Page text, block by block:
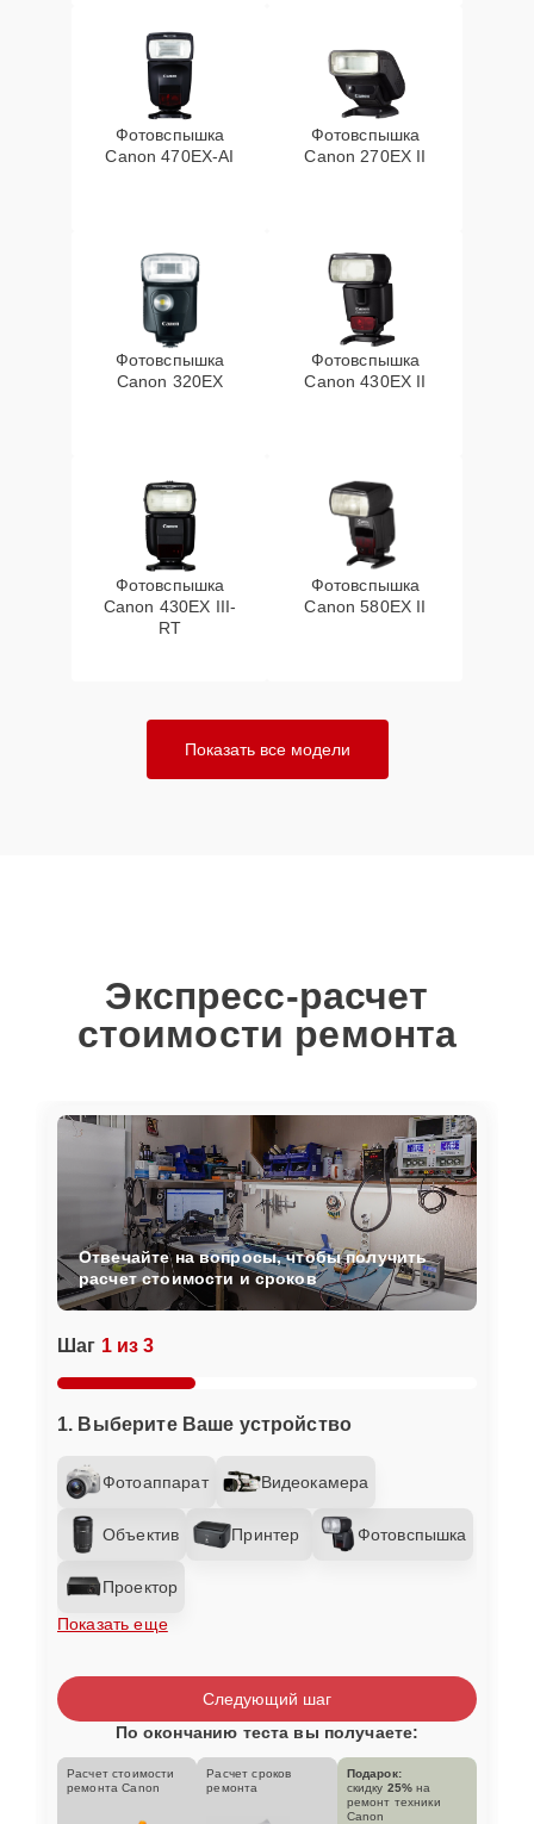
Фотовспышка
Canon 470EX-AI
Фотовспышка
Canon 270EX II
Фотовспышка
Canon 320EX
Фотовспышка
Canon 430EX II
Фотовспышка
Canon 430EX III-
RT
Фотовспышка
Canon 580EX II
Показать все модели
Экспресс-расчет
стоимости ремонта
Шаг 1 из 3
1. Выберите Ваше устройство
Фотоаппарат Видеокамера
Объектив Принтер Фотовспышка
Проектор
Показать еще
Отвечайте на вопросы, чтобы получить
расчет стоимости и сроков
Следующий шаг
По окончанию теста вы получаете:
Расчет стоимости
ремонта Canon
Расчет сроков
ремонта
Подарок:
скидку 25% на
ремонт техники
Canon